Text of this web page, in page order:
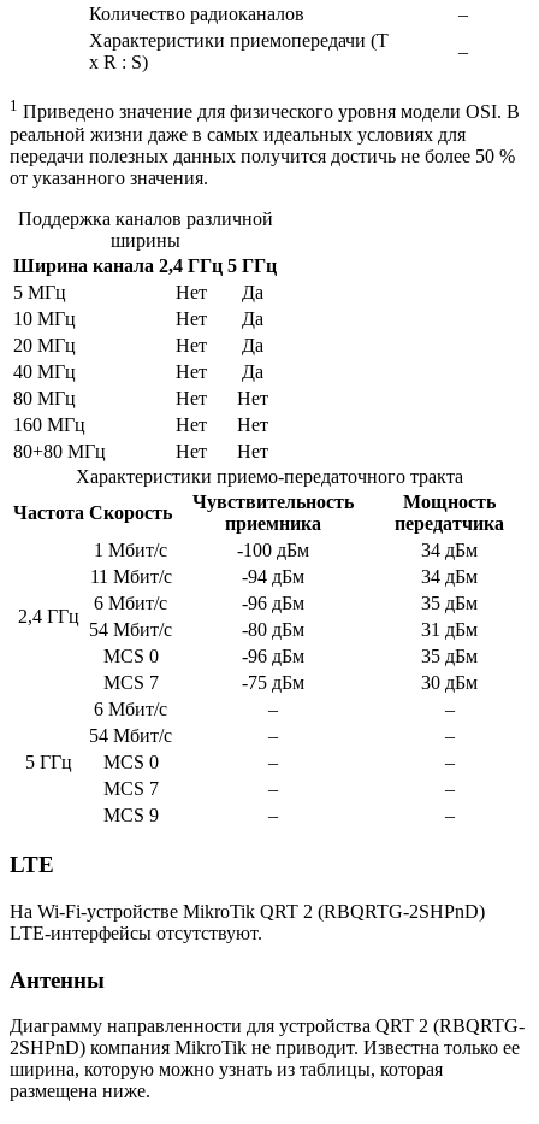
Количество радиоканалов
–
Характеристики приемопередачи (T
x R : S)
–
1 Приведено значение для физического уровня модели OSI. В
реальной жизни даже в самых идеальных условиях для
передачи полезных данных получится достичь не более 50 %
от указанного значения.
Поддержка каналов различной
ширины
Ширина канала 2,4 ГГц 5 ГГц
5 МГц
Нет
Да
10 МГц
Нет
Да
20 МГц
Нет
Да
40 МГц
Нет
Да
80 МГц
Нет
Нет
160 МГц
Нет
Нет
80+80 МГц
Нет
Нет
Характеристики приемо-передаточного тракта
Частота Скорость
Чувствительность
приемника
Мощность
передатчика
2,4 ГГц
1 Мбит/с -100 дБм
34 дБм
11 Мбит/с
-94 дБм
34 дБм
6 Мбит/с
-96 дБм
35 дБм
54 Мбит/с
-80 дБм
31 дБм
MCS 0
-96 дБм
35 дБм
MCS 7
-75 дБм 30 дБм
5 ГГц
6 Мбит/с –
–
54 Мбит/с
–
–
MCS 0
–
–
MCS 7
–
–
MCS 9
– –
LTE
На Wi-Fi-устройстве MikroTik QRT 2 (RBQRTG-2SHPnD)
LTE-интерфейсы отсутствуют.
Антенны
Диаграмму направленности для устройства QRT 2 (RBQRTG-
2SHPnD) компания MikroTik не приводит. Известна только ее
ширина, которую можно узнать из таблицы, которая
размещена ниже.